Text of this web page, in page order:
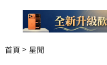
首頁 星聞